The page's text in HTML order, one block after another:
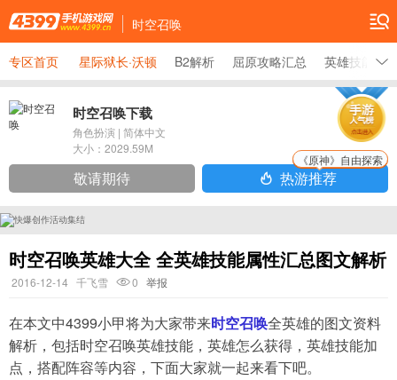
时空召唤
专区首页 星际狱长·沃顿 B2解析 屈原攻略汇总 英雄技能汇
时空召唤下载
角色扮演 | 简体中文
大小： 2029.59M
敬请期待 热游推荐
《原神》自由探索
时空召唤英雄大全 全英雄技能属性汇总图文解析
2016-12-14 千飞雪 0 举报
在本文中4399小甲将为大家带来时空召唤全英雄的图文资料
解析，包括时空召唤英雄技能，英雄怎么获得，英雄技能加
点，搭配阵容等内容，下面大家就一起来看下吧。